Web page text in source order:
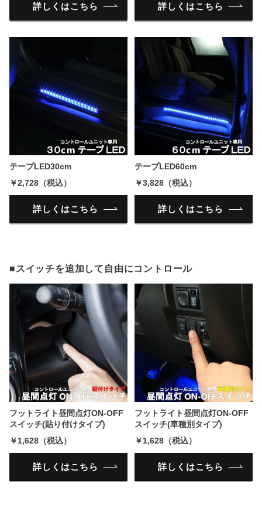
詳しくはこちら 詳しくはこちら
テープLED30cm
￥2,728（税込）
詳しくはこちら
テープLED60cm
￥3,828（税込）
詳しくはこちら
■スイッチを追加して自由にコントロール
フットライト昼間点灯ON-OFF
スイッチ(貼り付けタイプ)
￥1,628（税込）
詳しくはこちら
フットライト昼間点灯ON-OFF
スイッチ(車種別タイプ)
￥1,628（税込）
詳しくはこちら